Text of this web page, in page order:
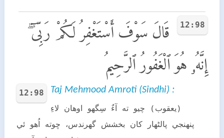
12:98
قَالَ سَوْفَ أَسْتَغْفِرُ لَكُمْ رَبِّىٓ ۖ
إِنَّهُۥ هُوَ ٱلْغَفُورُ ٱلرَّحِيمُ
12:98 Taj Mehmood Amroti (Sindhi) :
(يعقوب) چيو ته آءٌ سِگھو اوھان لاءِ
پنھنجي پالڻھار کان بخشش گھرندس، ڇوته اُھو ئي